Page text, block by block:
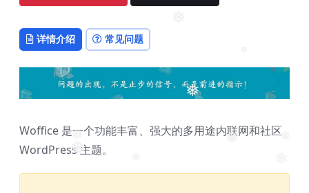
❅
❅
❅
❅
❅
详情介绍 常见问题
Woffice 是一个功能丰富、强大的多用途内联网和社区
WordPress 主题。